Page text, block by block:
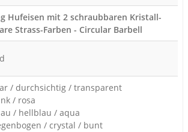
Hufeisen mit 2 schraubbaren Kristall-
Strass-Farben - Circular Barbell
/ durchsichtig / transparent
/ rosa
/ hellblau / aqua
/ crystal / bunt